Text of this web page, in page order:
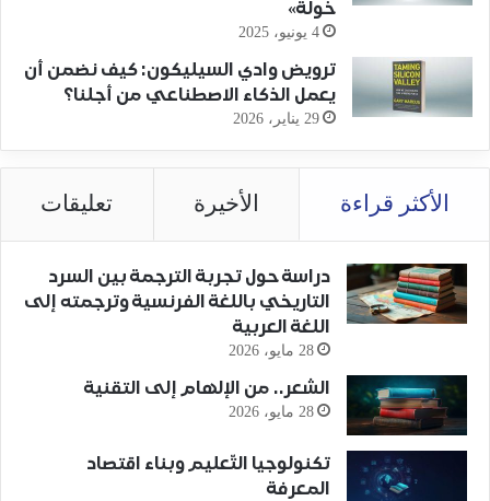
خولة»
4 يونيو، 2025
ترويض وادي السيليكون: كيف نضمن أن
يعمل الذكاء الاصطناعي من أجلنا؟
29 يناير، 2026
الأكثر قراءة الأخيرة تعليقات
دراسة حول تجربة الترجمة بين السرد
التاريخي باللغة الفرنسية وترجمته إلى
اللغة العربية
28 مايو، 2026
الشعر.. من الإلهام إلى التقنية
28 مايو، 2026
تكنولوجيا التّعليم وبناء اقتصاد
المعرفة